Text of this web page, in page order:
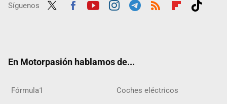
Síguenos
En Motorpasión hablamos de...
Fórmula1 Coches eléctricos